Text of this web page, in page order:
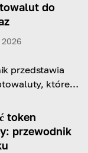
do
2026
przedstawia
które
osiągnąć
zysków!
token
przewodnik